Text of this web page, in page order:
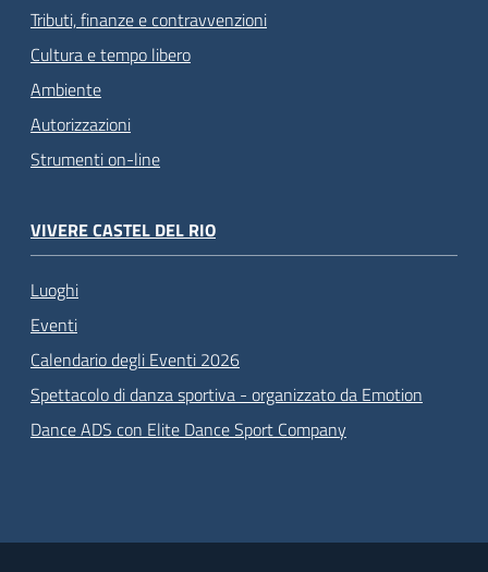
Tributi, finanze e contravvenzioni
Cultura e tempo libero
Ambiente
Autorizzazioni
Strumenti on-line
VIVERE CASTEL DEL RIO
Luoghi
Eventi
Calendario degli Eventi 2026
Spettacolo di danza sportiva - organizzato da Emotion
Dance ADS con Elite Dance Sport Company